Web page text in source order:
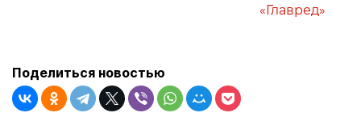
«Главред»
Поделиться новостью